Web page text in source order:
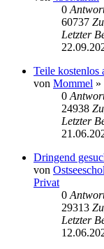
0
60737
Letzter
Teile kostenlos
von Mommel »
0
24938
Letzter
Dringend
von
Privat
0
29313
Letzter